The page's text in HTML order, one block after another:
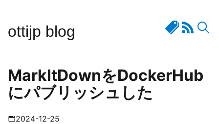
ottijp blog
MarkItDownをDockerHub
にパブリッシュした
2024-12-25